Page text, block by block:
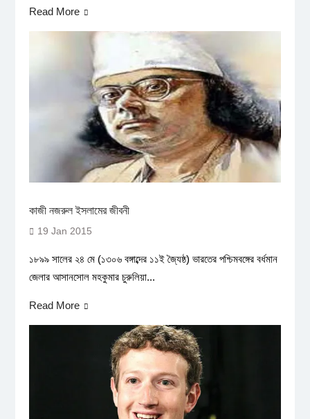
Read More
কাজী নজরুল ইসলামের জীবনী
19 Jan 2015
১৮৯৯ সালের ২৪ মে (১৩০৬ বঙ্গাব্দের ১১ই জ্যৈষ্ঠ) ভারতের পশ্চিমবঙ্গের বর্ধমান
জেলার আসানসোল মহকুমার চুরুলিয়া...
Read More